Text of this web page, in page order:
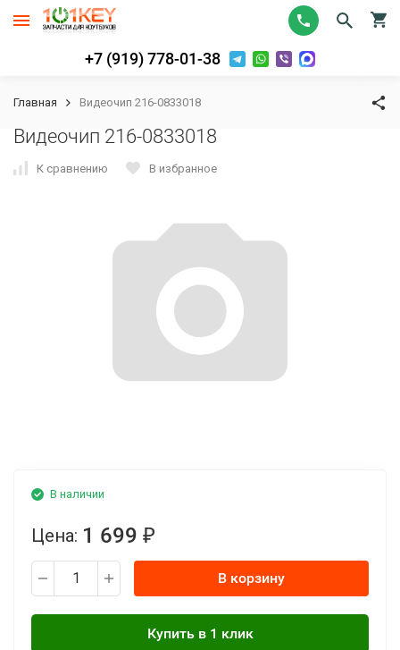
+7 (919) 778-01-38
Главная Видеочип 216-0833018
Видеочип 216-0833018
К сравнению В избранное
В наличии
Цена: 1 699 ₽
В корзину